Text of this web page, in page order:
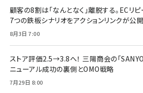
顧客の8割は「なんとなく」離脱する。ECリ
7つの鉄板シナリオをアクションリンクが公開
8月3日 7:00
ストア評価2.5→3.8へ！ 三陽商会の「SANYO
ニューアル成功の裏側とOMO戦略
7月29日 8:00